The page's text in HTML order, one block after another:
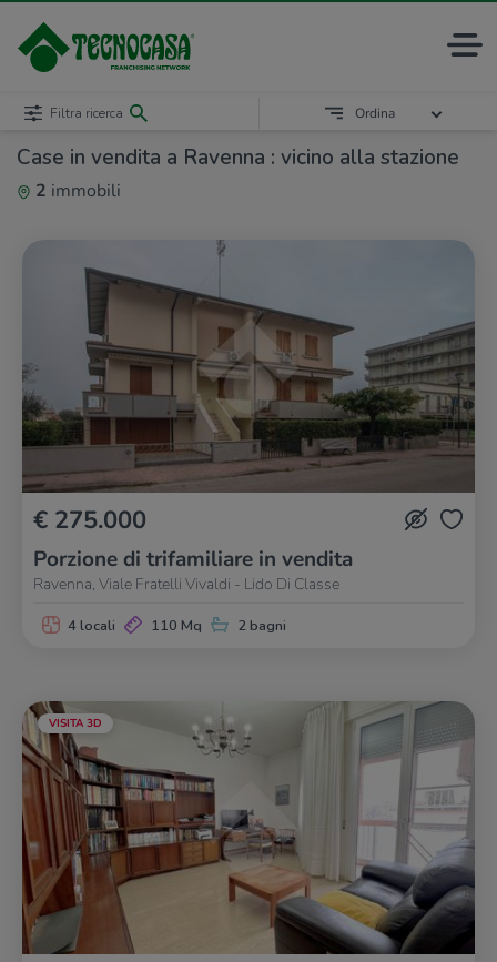
Case in vendita a Ravenna : vicino alla stazione
2 immobili
Filtra ricerca Ordina
€ 275.000
Porzione di trifamiliare in vendita
Ravenna, Viale Fratelli Vivaldi - Lido Di Classe
4 locali 110 Mq 2 bagni
VISITA 3D